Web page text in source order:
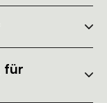
für